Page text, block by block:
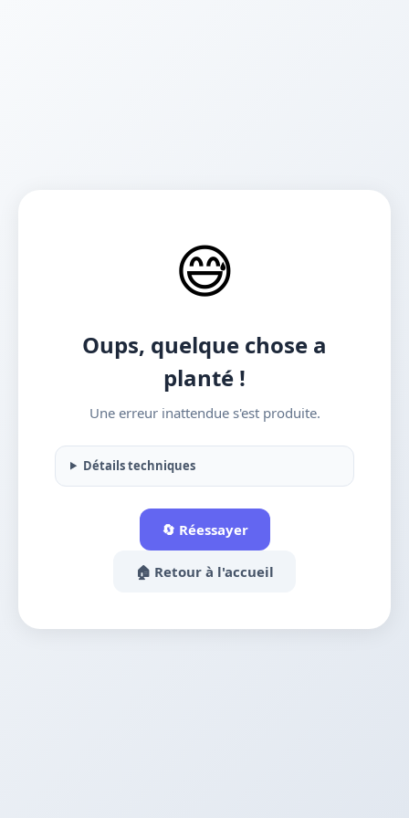
😅
Oups, quelque chose a
planté !
Une erreur inattendue s'est produite.
Détails techniques
🔄 Réessayer
🏠 Retour à l'accueil